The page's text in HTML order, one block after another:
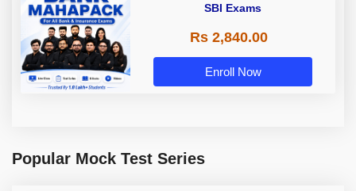
SBI Exams
Rs 2,840.00
Enroll Now
Popular Mock Test Series